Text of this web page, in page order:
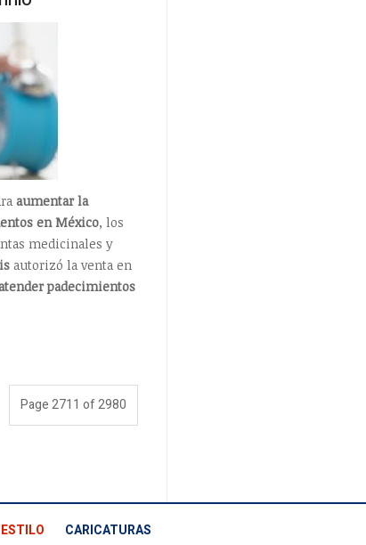
aumentar la
en México, los
medicinales y
autorizó la venta en
padecimientos
Page 2711 of 2980
CARICATURAS